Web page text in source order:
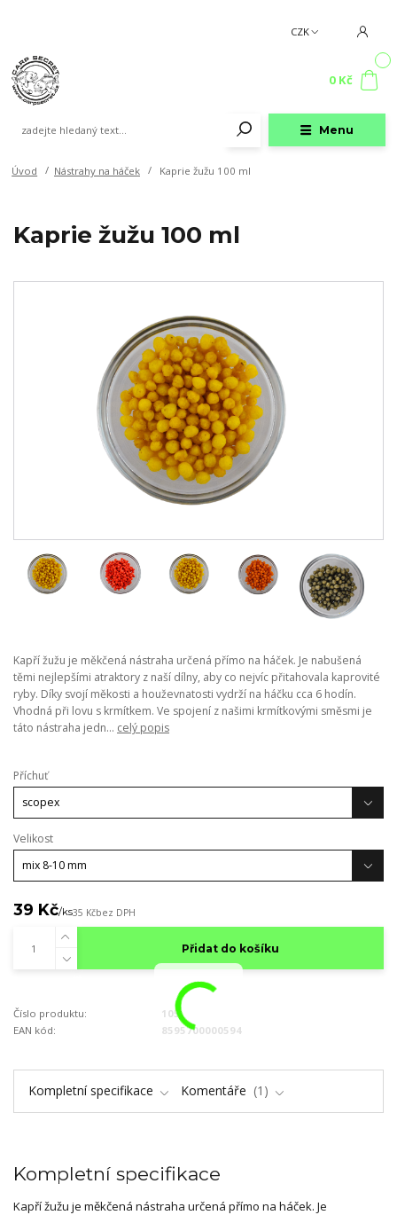
Menu
CZK
0 Kč
Úvod Nástrahy na háček Kaprie žužu 100 ml
Kaprie žužu 100 ml
Kapří žužu je měkčená nástraha určená přímo na háček. Je nabušená
těmi nejlepšími atraktory z naší dílny, aby co nejvíc přitahovala kaprovité
ryby. Díky svojí měkosti a houževnatosti vydrží na háčku cca 6 hodín.
Vhodná při lovu s krmítkem. Ve spojení z našimi krmítkovými směsmi je
táto nástraha jedn... celý popis
Příchuť
Velikost
39 Kč/ks35 Kčbez DPH
Přidat do košíku
Číslo produktu:
105
EAN kód:
8595700000594
Kompletní specifikace Komentáře 1
Kompletní specifikace
Kapří žužu je měkčená nástraha určená přímo na háček. Je